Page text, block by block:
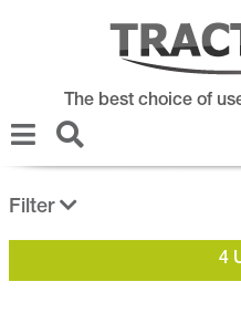
The best choice of
Filter
4